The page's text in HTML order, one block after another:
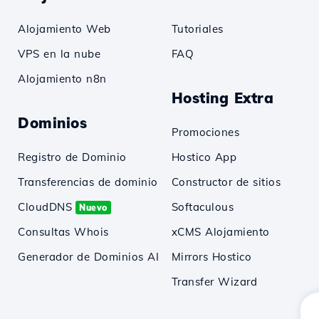
Alojamiento Web
VPS en la nube
Alojamiento n8n
Dominios
Registro de Dominio
Transferencias de dominio
CloudDNS
Nuevo
Consultas Whois
Generador de Dominios AI
Tutoriales
FAQ
Hosting Extra
Promociones
Hostico App
Constructor de sitios
Softaculous
xCMS Alojamiento
Mirrors Hostico
Transfer Wizard